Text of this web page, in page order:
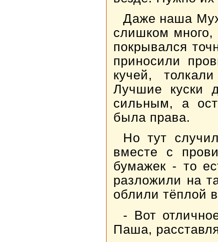
Даже наша
слишком много,
покрывался
приносили
кучей,
Лучшие куски
сильным, а
была права.
Но тут
вместе с
бумажек - то
разложили на
облили тёплой
- Вот
Паша,